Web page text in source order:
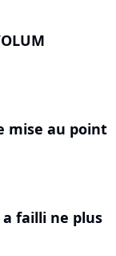
mise au point
failli ne plus